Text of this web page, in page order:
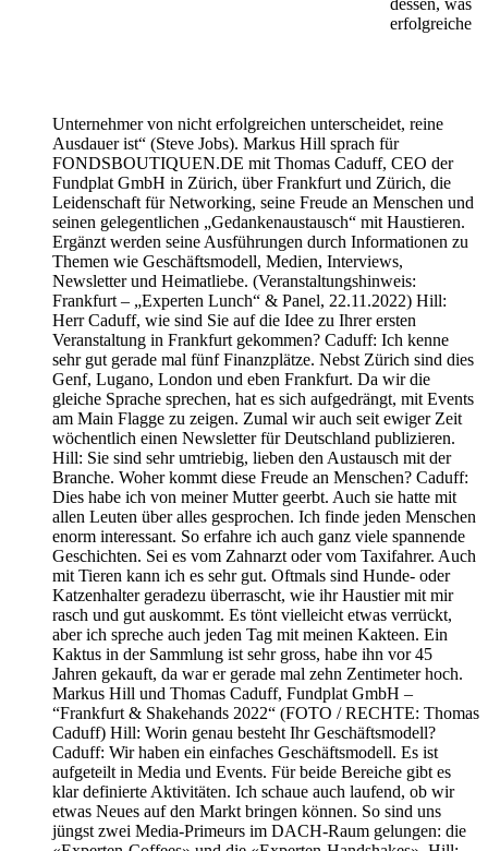
dessen, was
erfolgreiche
Unternehmer von nicht erfolgreichen unterscheidet, reine
Ausdauer ist“ (Steve Jobs). Markus Hill sprach für
FONDSBOUTIQUEN.DE mit Thomas Caduff, CEO der
Fundplat GmbH in Zürich, über Frankfurt und Zürich, die
Leidenschaft für Networking, seine Freude an Menschen und
seinen gelegentlichen „Gedankenaustausch“ mit Haustieren.
Ergänzt werden seine Ausführungen durch Informationen zu
Themen wie Geschäftsmodell, Medien, Interviews,
Newsletter und Heimatliebe. (Veranstaltungshinweis:
Frankfurt – „Experten Lunch“ & Panel, 22.11.2022) Hill:
Herr Caduff, wie sind Sie auf die Idee zu Ihrer ersten
Veranstaltung in Frankfurt gekommen? Caduff: Ich kenne
sehr gut gerade mal fünf Finanzplätze. Nebst Zürich sind dies
Genf, Lugano, London und eben Frankfurt. Da wir die
gleiche Sprache sprechen, hat es sich aufgedrängt, mit Events
am Main Flagge zu zeigen. Zumal wir auch seit ewiger Zeit
wöchentlich einen Newsletter für Deutschland publizieren.
Hill: Sie sind sehr umtriebig, lieben den Austausch mit der
Branche. Woher kommt diese Freude an Menschen? Caduff:
Dies habe ich von meiner Mutter geerbt. Auch sie hatte mit
allen Leuten über alles gesprochen. Ich finde jeden Menschen
enorm interessant. So erfahre ich auch ganz viele spannende
Geschichten. Sei es vom Zahnarzt oder vom Taxifahrer. Auch
mit Tieren kann ich es sehr gut. Oftmals sind Hunde- oder
Katzenhalter geradezu überrascht, wie ihr Haustier mit mir
rasch und gut auskommt. Es tönt vielleicht etwas verrückt,
aber ich spreche auch jeden Tag mit meinen Kakteen. Ein
Kaktus in der Sammlung ist sehr gross, habe ihn vor 45
Jahren gekauft, da war er gerade mal zehn Zentimeter hoch.
Markus Hill und Thomas Caduff, Fundplat GmbH –
“Frankfurt & Shakehands 2022“ (FOTO / RECHTE: Thomas
Caduff) Hill: Worin genau besteht Ihr Geschäftsmodell?
Caduff: Wir haben ein einfaches Geschäftsmodell. Es ist
aufgeteilt in Media und Events. Für beide Bereiche gibt es
klar definierte Aktivitäten. Ich schaue auch laufend, ob wir
etwas Neues auf den Markt bringen können. So sind uns
jüngst zwei Media-Primeurs im DACH-Raum gelungen: die